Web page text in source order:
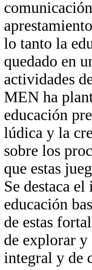
lo tanto la
quedado en
actividades
MEN ha
educación
lúdica y la
sobre los
que estas
Se destaca
educación
de estas
de explorar y
integral y de